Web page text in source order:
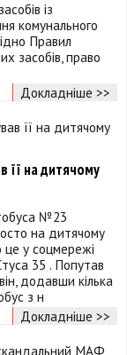
із
комунального
Правил
засобів, право
Докладніше >>
її на дитячому
№23
на дитячому
це у соцмережі
35 . Попутав
додавши кілька
з н
Докладніше >>